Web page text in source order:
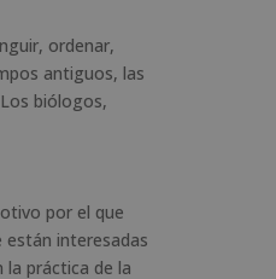
ordenar,
antiguos, las
biólogos,
por el que
están interesadas
la práctica de la